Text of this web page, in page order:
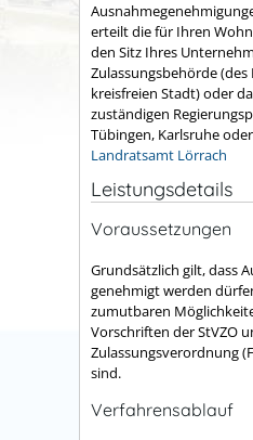
erteilt die für Ihren
den Sitz Ihres
Zulassungsbehörde (des
kreisfreien Stadt) oder
zuständigen
Tübingen, Karlsruhe
Landratsamt Lörrach
Leistungsdetails
Voraussetzungen
Grundsätzlich gilt, dass
genehmigt werden
zumutbaren
Vorschriften der StVZO
Zulassungsverordnung
sind.
Verfahrensablauf